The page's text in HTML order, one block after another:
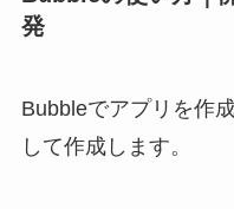
発
Bubbleでアプリを作
して作成します。